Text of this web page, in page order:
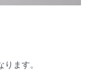
ます。